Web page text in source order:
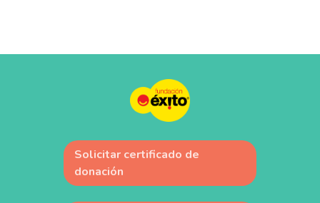
Solicitar certificado de
donación